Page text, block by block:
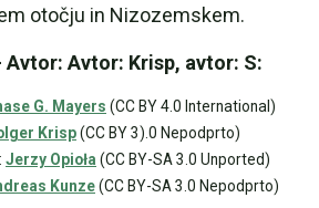
otočju in Nizozemskem.
Avtor: Krisp, avtor: S:
G. Mayers (CC BY 4.0 International)
Krisp(CC BY 3).0 Nepodprto)
Jerzy Opioła (CC BY-SA 3.0 Unported)
Kunze(CC BY-SA 3.0 Nepodprto)